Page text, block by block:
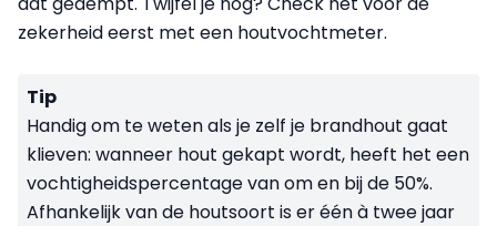
zekerheid eerst met een houtvochtmeter.
Tip
Handig om te weten als je zelf je brandhout gaat
klieven: wanneer hout gekapt wordt, heeft het een
vochtigheidspercentage van om en bij de 50%.
Afhankelijk van de houtsoort is er één à twee jaar